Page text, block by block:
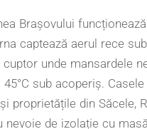
Brașovului
captează aerul rece sub
cuptor unde mansardele
45°C sub acoperiș.
proprietățile din Săcele,
nevoie de izolație cu